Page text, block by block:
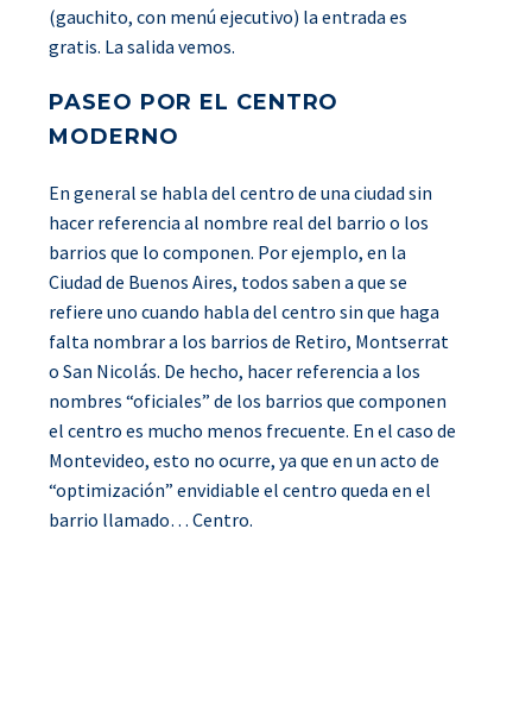
(gauchito, con menú ejecutivo) la entrada es
gratis. La salida vemos.
PASEO POR EL CENTRO
MODERNO
En general se habla del centro de una ciudad sin
hacer referencia al nombre real del barrio o los
barrios que lo componen. Por ejemplo, en la
Ciudad de Buenos Aires, todos saben a que se
refiere uno cuando habla del centro sin que haga
falta nombrar a los barrios de Retiro, Montserrat
o San Nicolás. De hecho, hacer referencia a los
nombres “oficiales” de los barrios que componen
el centro es mucho menos frecuente. En el caso de
Montevideo, esto no ocurre, ya que en un acto de
“optimización” envidiable el centro queda en el
barrio llamado… Centro.